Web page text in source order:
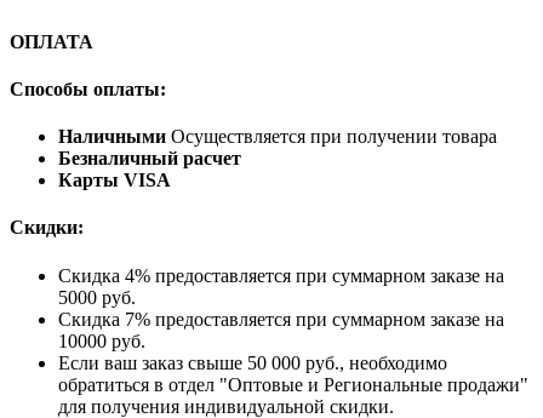
ОПЛАТА
Способы оплаты:
Наличными Осуществляется при получении товара
Безналичный расчет
Карты VISA
Скидки:
Скидка 4% предоставляется при суммарном заказе на
5000 руб.
Скидка 7% предоставляется при суммарном заказе на
10000 руб.
Если ваш заказ свыше 50 000 руб., необходимо
обратиться в отдел "Оптовые и Региональные продажи"
для получения индивидуальной скидки.